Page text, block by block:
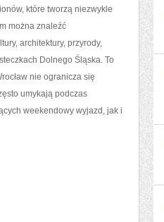
które tworzą niezwykle
można znaleźć
architektury, przyrody,
Dolnego Śląska. To
nie ogranicza się
umykają podczas
weekendowy wyjazd, jak i